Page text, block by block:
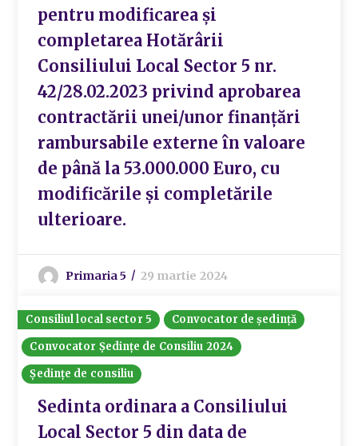
pentru modificarea și
completarea Hotărârii
Consiliului Local Sector 5 nr.
42/28.02.2023 privind aprobarea
contractării unei/unor finanțări
rambursabile externe în valoare
de până la 53.000.000 Euro, cu
modificările și completările
ulterioare.
Primaria 5 29 martie 2024
Consiliul local sector 5
Convocator de ședință
Convocator Ședințe de Consiliu 2024
Ședințe de consiliu
Sedinta ordinara a Consiliului
Local Sector 5 din data de